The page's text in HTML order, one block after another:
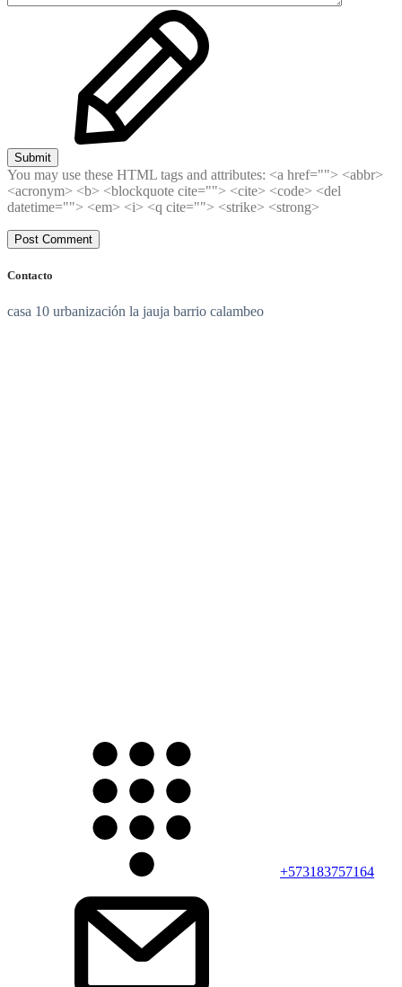
Submit
You may use these HTML tags and attributes: <a href=""> <abbr>
<acronym> <b> <blockquote cite=""> <cite> <code> <del
datetime=""> <em> <i> <q cite=""> <strike> <strong>
Contacto
casa 10 urbanización la jauja barrio calambeo
+573183757164